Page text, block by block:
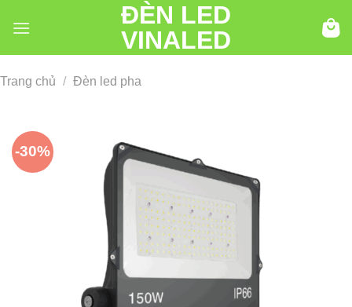
đến
ĐÈN LED
VINALED
Trang chủ / Đèn led pha
-30%